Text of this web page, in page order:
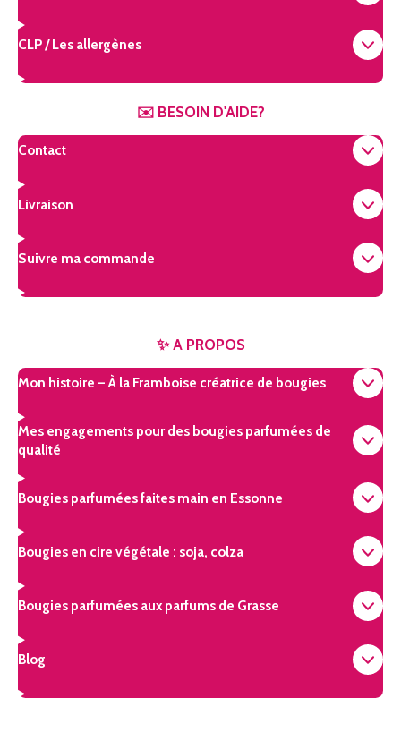
CLP / Les allergènes
✉️ BESOIN D'AIDE?
Contact
Livraison
Suivre ma commande
✨ A PROPOS
Mon histoire – À la Framboise créatrice de bougies
Mes engagements pour des bougies parfumées de
qualité
Bougies parfumées faites main en Essonne
Bougies en cire végétale : soja, colza
Bougies parfumées aux parfums de Grasse
Blog